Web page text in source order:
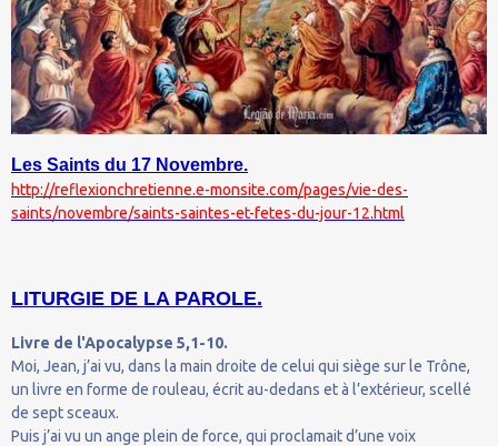
Les Saints du 17 Novembre.
http://reflexionchretienne.e-monsite.com/pages/vie-des-
saints/novembre/saints-saintes-et-fetes-du-jour-12.html
LITURGIE DE LA PAROLE.
Livre de l'Apocalypse 5,1-10.
Moi, Jean, j’ai vu, dans la main droite de celui qui siège sur le Trône,
un livre en forme de rouleau, écrit au-dedans et à l’extérieur, scellé
de sept sceaux.
Puis j’ai vu un ange plein de force, qui proclamait d’une voix